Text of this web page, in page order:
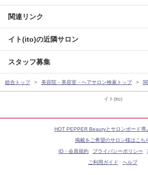
イト(ito)
関連リンク
イト(ito)の近隣サロン
スタッフ募集
総合トップ 美容院・美容室・ヘアサロン検索トップ
HOT PEPPER Beautyとサロンボード導
掲載をご希望のサロン様はこち
ID・会員規約
プライバシーポリシー
ご利用ガイド
ヘルプ